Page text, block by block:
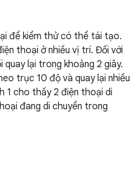
để kiểm thử có thể tái tạo.
thoại ở nhiều vị trí. Đối với
lại trong khoảng 2 giây.
trục 10 độ và quay lại nhiều
1 cho thấy 2 điện thoại di
đang di chuyển trong